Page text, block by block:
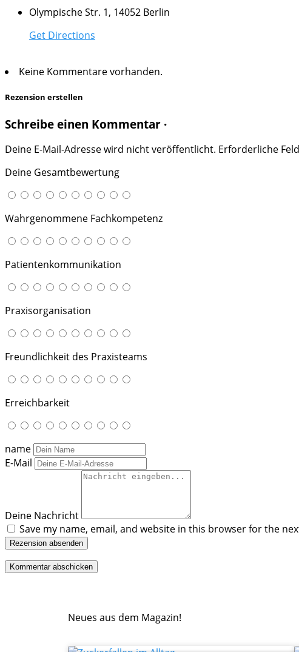
Olympische Str. 1, 14052 Berlin
Get Directions
Keine Kommentare vorhanden.
Rezension erstellen
Schreibe einen Kommentar ·
Deine E-Mail-Adresse wird nicht veröffentlicht. Erforderliche
Deine Gesamtbewertung
Wahrgenommene Fachkompetenz
Patientenkommunikation
Praxisorganisation
Freundlichkeit des Praxisteams
Erreichbarkeit
name
E-Mail
Deine Nachricht
Save my name, email, and website in this browser for the
Rezension absenden
Neues aus dem Magazin!